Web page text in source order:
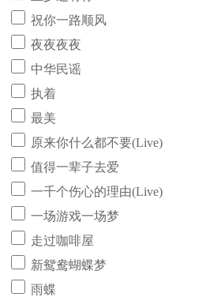
祝你一路顺风
夜夜夜夜
中华民谣
执着
最美
原来你什么都不要(Live)
值得一辈子去爱
一千个伤心的理由(Live)
一场游戏一场梦
走过咖啡屋
新鸳鸯蝴蝶梦
雨蝶